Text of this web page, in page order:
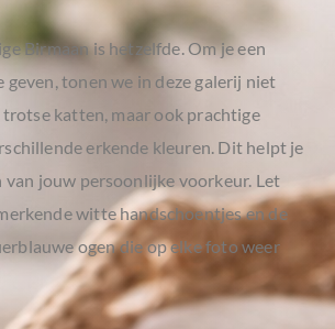
Birmaan is hetzelfde. Om je een
geven, tonen we in deze galerij niet
trotse katten, maar ook prachtige
erkende kleuren. Dit helpt je
jouw persoonlijke voorkeur. Let
witte handschoentjesen de
ogendie op elke foto weer